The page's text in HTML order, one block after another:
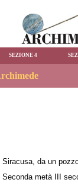
SEZIONE 4
Siracusa, da un
Seconda metà III